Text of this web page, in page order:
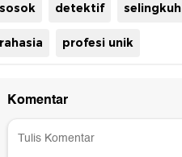
sosok detektif selingkuh
rahasia profesi unik